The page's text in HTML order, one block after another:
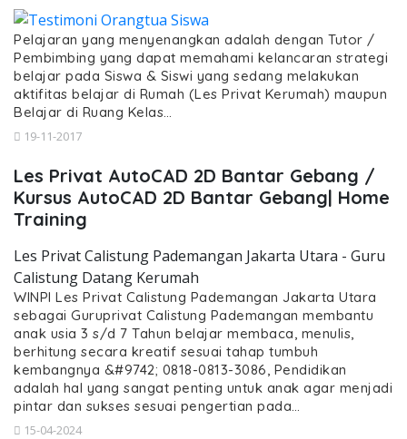
Pelajaran yang menyenangkan adalah dengan Tutor /
Pembimbing yang dapat memahami kelancaran strategi
belajar pada Siswa & Siswi yang sedang melakukan
aktifitas belajar di Rumah (Les Privat Kerumah) maupun
Belajar di Ruang Kelas…
19-11-2017
Les Privat AutoCAD 2D Bantar Gebang /
Kursus AutoCAD 2D Bantar Gebang| Home
Training
Les Privat Calistung Pademangan Jakarta Utara - Guru
Calistung Datang Kerumah
WINPI Les Privat Calistung Pademangan Jakarta Utara
sebagai Guruprivat Calistung Pademangan membantu
anak usia 3 s/d 7 Tahun belajar membaca, menulis,
berhitung secara kreatif sesuai tahap tumbuh
kembangnya &#9742; 0818-0813-3086, Pendidikan
adalah hal yang sangat penting untuk anak agar menjadi
pintar dan sukses sesuai pengertian pada…
15-04-2024